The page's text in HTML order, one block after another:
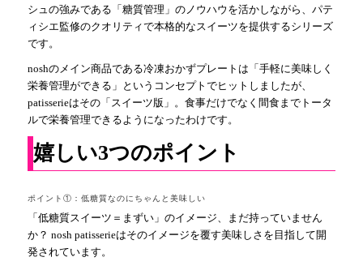
シュの強みである「糖質管理」のノウハウを活かしながら、パテ
ィシエ監修のクオリティで本格的なスイーツを提供するシリーズ
です。
noshのメイン商品である冷凍おかずプレートは「手軽に美味しく
栄養管理ができる」というコンセプトでヒットしましたが、
patisserieはその「スイーツ版」。食事だけでなく間食までトータ
ルで栄養管理できるようになったわけです。
嬉しい3つのポイント
ポイント①：低糖質なのにちゃんと美味しい
「低糖質スイーツ＝まずい」のイメージ、まだ持っていません
か？ nosh patisserieはそのイメージを覆す美味しさを目指して開
発されています。